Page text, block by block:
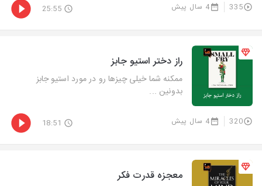
335 4 سال پیش 25:55
راز دختر استیو جابز
ممکنه شما خیلی چیزها رو در مورد استیو جابز
بدونین ...
320 4 سال پیش 18:51
معجزه قدرت فکر